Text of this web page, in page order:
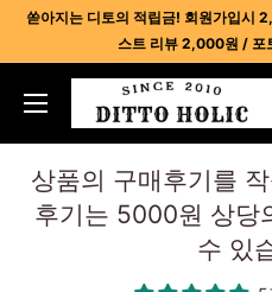
쏟아지는 디토의 적립금! 회원가입시
스트 리뷰 2,000원 / 포
릭
-
상품의 구매후기를
후기는 5000원 상당
수 있